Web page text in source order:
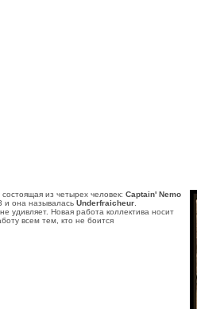
из четырех человек: Captain' Nemo
и она называлась Underfraicheur
удивляет. Новая работа коллектива носит
всем тем, кто не боится